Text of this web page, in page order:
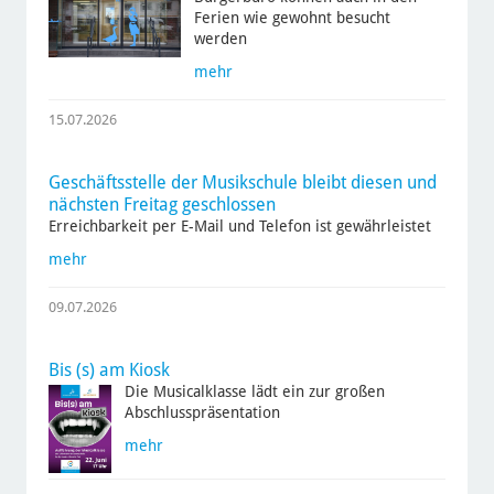
Ferien wie gewohnt besucht
werden
mehr
15.07.2026
Geschäftsstelle der Musikschule bleibt diesen und
nächsten Freitag geschlossen
Erreichbarkeit per E-Mail und Telefon ist gewährleistet
mehr
09.07.2026
Bis (s) am Kiosk
Die Musicalklasse lädt ein zur großen
Abschlusspräsentation
mehr